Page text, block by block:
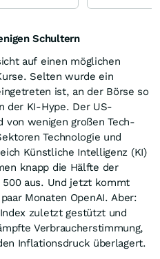
Schultern
auf einen möglichen
Selten wurde ein
ist, an der Börse so
der KI-Hype. Der US-
wenigen großen Tech-
Technologie und
Künstliche Intelligenz (KI)
knapp die Hälfte der
500 aus. Und jetzt kommt
Monaten OpenAI. Aber:
zuletzt gestützt und
Verbraucherstimmung,
Inflationsdruck überlagert.